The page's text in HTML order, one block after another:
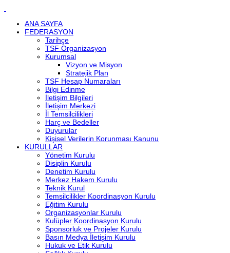
ANA SAYFA
FEDERASYON
Tarihçe
TSF Organizasyon
Kurumsal
Vizyon ve Misyon
Stratejik Plan
TSF Hesap Numaraları
Bilgi Edinme
İletişim Bilgileri
İletişim Merkezi
İl Temsilcilikleri
Harç ve Bedeller
Duyurular
Kişisel Verilerin Korunması Kanunu
KURULLAR
Yönetim Kurulu
Disiplin Kurulu
Denetim Kurulu
Merkez Hakem Kurulu
Teknik Kurul
Temsilcilikler Koordinasyon Kurulu
Eğitim Kurulu
Organizasyonlar Kurulu
Kulüpler Koordinasyon Kurulu
Sponsorluk ve Projeler Kurulu
Basın Medya İletişim Kurulu
Hukuk ve Etik Kurulu